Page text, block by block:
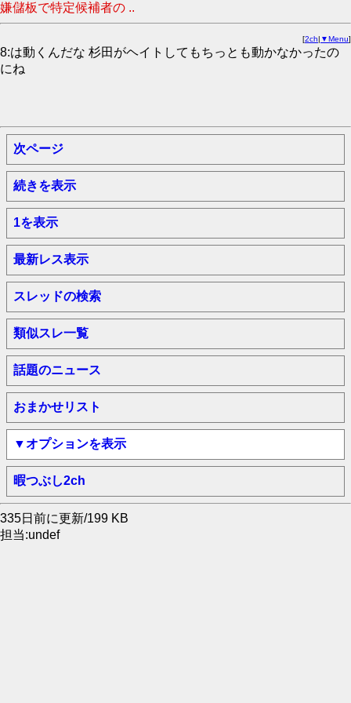
嫌儲板で特定候補者の ..
[2ch| ▼Menu]
8:は動くんだな 杉田がヘイトしてもちっとも動かなかったの
にね
次ページ
続きを表示
1を表示
最新レス表示
スレッドの検索
類似スレ一覧
話題のニュース
おまかせリスト
▼オプションを表示
暇つぶし2ch
335日前に更新/199 KB
担当:undef